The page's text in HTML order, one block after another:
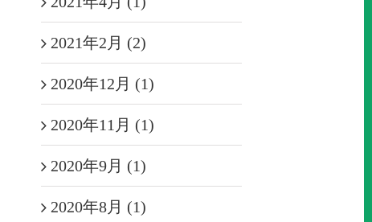
2021年2月 (2)
2020年12月 (1)
2020年11月 (1)
2020年9月 (1)
2020年8月 (1)